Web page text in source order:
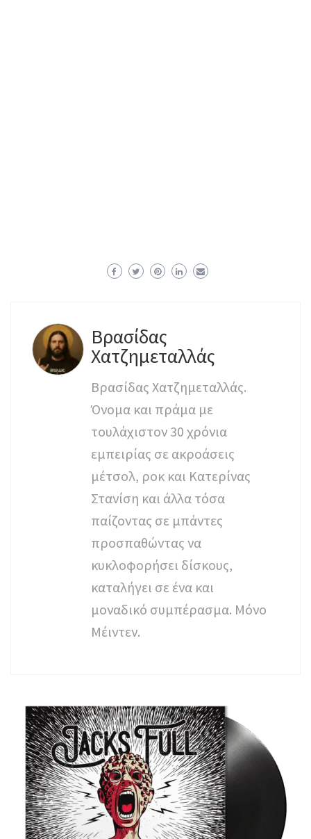
Βρασίδας
Χατζημεταλλάς
Βρασίδας Χατζημεταλλάς.
Όνομα και πράμα με
τουλάχιστον 30 χρόνια
εμπειρίας σε ακροάσεις
μέτσολ, ροκ και Κατερίνας
Στανίση και άλλα τόσα
παίζοντας σε μπάντες
προσπαθώντας να
κυκλοφορήσει δίσκους,
καταλήγει σε ένα και
μοναδικό συμπέρασμα. Μόνο
Μέιντεν.